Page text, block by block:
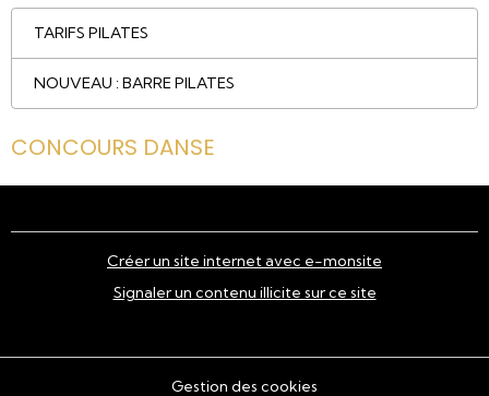
TARIFS PILATES
NOUVEAU : BARRE PILATES
CONCOURS DANSE
Créer un site internet avec e-monsite
Signaler un contenu illicite sur ce site
Gestion des cookies